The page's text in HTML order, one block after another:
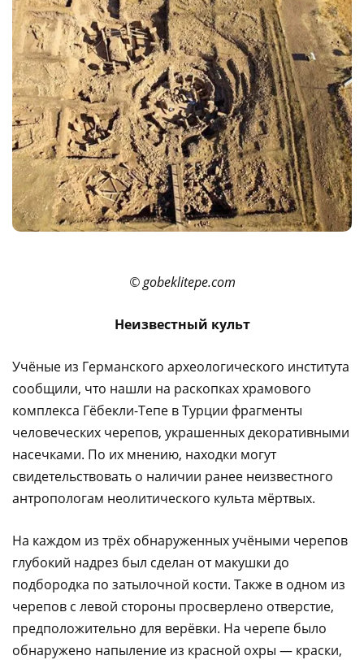
© gobeklitepe.com
Неизвестный культ
Учёные из Германского археологического института
сообщили, что нашли на раскопках храмового
комплекса Гёбекли-Тепе в Турции фрагменты
человеческих черепов, украшенных декоративными
насечками. По их мнению, находки могут
свидетельствовать о наличии ранее неизвестного
антропологам неолитического культа мёртвых.
На каждом из трёх обнаруженных учёными черепов
глубокий надрез был сделан от макушки до
подбородка по затылочной кости. Также в одном из
черепов с левой стороны просверлено отверстие,
предположительно для верёвки. На черепе было
обнаружено напыление из красной охры — краски,